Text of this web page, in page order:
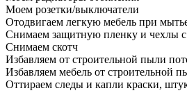
Моем розетки/выключатели
Отодвигаем легкую мебель при
Снимаем защитную пленку и чехлы с
Снимаем скотч
Избавляем от строительной пыли
Избавляем мебель от строительной
Оттираем следы и капли краски,